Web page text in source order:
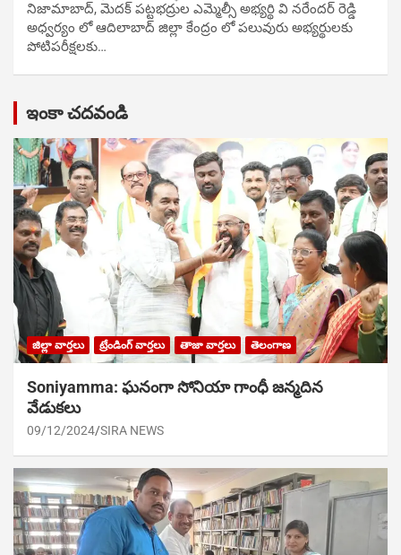
నిజామాబాద్, మెదక్ పట్టభద్రుల ఎమ్మెల్సీ అభ్యర్థి వి నరేందర్ రెడ్డి
అధ్వర్యం లో ఆదిలాబాద్ జిల్లా కేంద్రం లో పలువురు అభ్యర్థులకు
పోటిప‌రీక్ష‌ల‌కు…
ఇంకా చదవండి
జిల్లా వార్తలు ట్రేండింగ్ వార్తలు తాజా వార్తలు తెలంగాణ
Soniyamma: ఘ‌నంగా సోనియా గాంధీ జ‌న్మ‌దిన
వేడుక‌లు
09/12/2024 SIRA NEWS